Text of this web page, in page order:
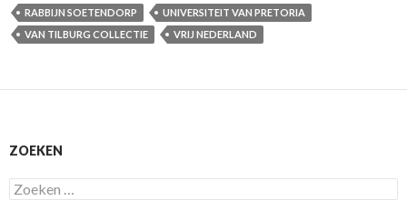
RABBIJN SOETENDORP
UNIVERSITEIT VAN PRETORIA
VAN TILBURG COLLECTIE
VRIJ NEDERLAND
ZOEKEN
Zoeken
naar: